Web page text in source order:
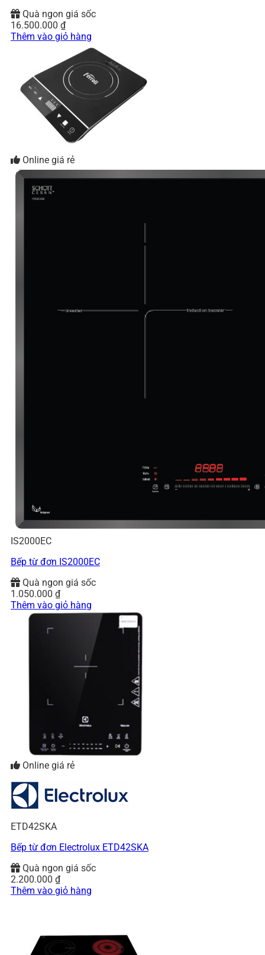
Quà ngon giá sốc
16.500.000 ₫
Thêm vào giỏ hàng
Online giá rẻ
IS2000EC
Bếp từ đơn IS2000EC
Quà ngon giá sốc
1.050.000 ₫
Thêm vào giỏ hàng
Online giá rẻ
ETD42SKA
Bếp từ đơn Electrolux ETD42SKA
Quà ngon giá sốc
2.200.000 ₫
Thêm vào giỏ hàng